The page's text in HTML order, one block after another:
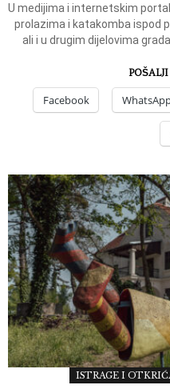
U medijima i internetskim
prolazima i katakomba ispod
ali i u drugim dijelovima
Facebook
ISTRAGE I